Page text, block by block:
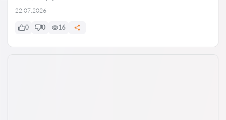
22.07.2026
0 0 16